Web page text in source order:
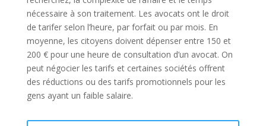
nécessaire à son traitement. Les avocats ont le droit
de tarifer selon l’heure, par forfait ou par mois. En
moyenne, les citoyens doivent dépenser entre 150 et
200 € pour une heure de consultation d’un avocat. On
peut négocier les tarifs et certaines sociétés offrent
des réductions ou des tarifs promotionnels pour les
gens ayant un faible salaire.